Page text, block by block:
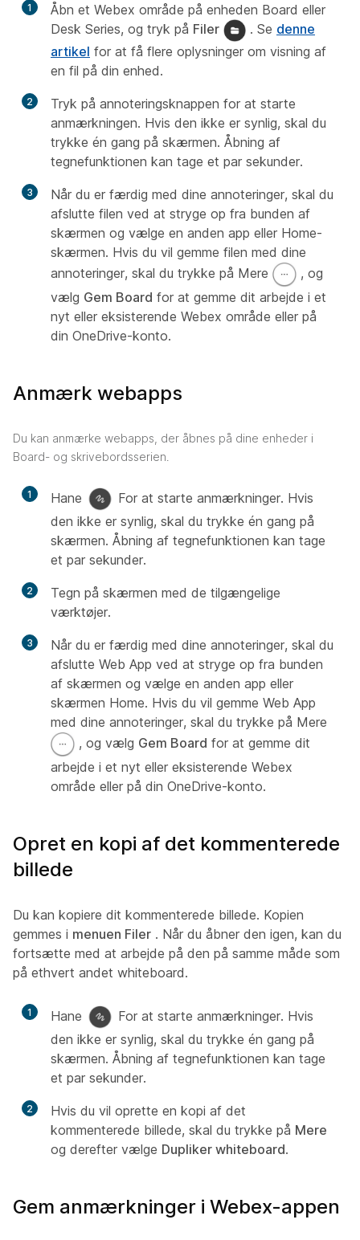
1
Åbn et Webex område på enheden Board eller
Desk Series, og tryk på Filer . Se denne
artikel for at få flere oplysninger om visning af
en fil på din enhed.
2
Tryk på annoteringsknappen for at starte
anmærkningen. Hvis den ikke er synlig, skal du
trykke én gang på skærmen. Åbning af
tegnefunktionen kan tage et par sekunder.
3
Når du er færdig med dine annoteringer, skal du
afslutte filen ved at stryge op fra bunden af
skærmen og vælge en anden app eller Home-
skærmen. Hvis du vil gemme filen med dine
annoteringer, skal du trykke på Mere
, og
vælg Gem Board for at gemme dit arbejde i et
nyt eller eksisterende Webex område eller på
din OneDrive-konto.
Anmærk webapps
Du kan anmærke webapps, der åbnes på dine enheder i
Board- og skrivebordsserien.
1 Hane
For at starte anmærkninger. Hvis
den ikke er synlig, skal du trykke én gang på
skærmen. Åbning af tegnefunktionen kan tage
et par sekunder.
2
Tegn på skærmen med de tilgængelige
værktøjer.
3
Når du er færdig med dine annoteringer, skal du
afslutte Web App ved at stryge op fra bunden
af skærmen og vælge en anden app eller
skærmen Home. Hvis du vil gemme Web App
med dine annoteringer, skal du trykke på Mere
, og vælg Gem Board for at gemme dit
arbejde i et nyt eller eksisterende Webex
område eller på din OneDrive-konto.
Opret en kopi af det kommenterede
billede
Du kan kopiere dit kommenterede billede. Kopien
gemmes i menuen Filer . Når du åbner den igen, kan du
fortsætte med at arbejde på den på samme måde som
på ethvert andet whiteboard.
1 Hane
For at starte anmærkninger. Hvis
den ikke er synlig, skal du trykke én gang på
skærmen. Åbning af tegnefunktionen kan tage
et par sekunder.
2
Hvis du vil oprette en kopi af det
kommenterede billede, skal du trykke på Mere
og derefter vælge Dupliker whiteboard.
Gem anmærkninger i Webex-appen